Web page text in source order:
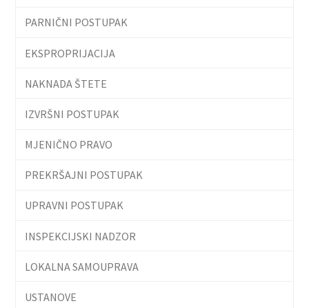
PARNIČNI POSTUPAK
EKSPROPRIJACIJA
NAKNADA ŠTETE
IZVRŠNI POSTUPAK
MJENIČNO PRAVO
PREKRŠAJNI POSTUPAK
UPRAVNI POSTUPAK
INSPEKCIJSKI NADZOR
LOKALNA SAMOUPRAVA
USTANOVE